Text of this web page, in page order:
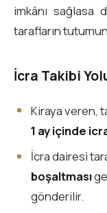
imkânı
tarafların
İcra Takibi
Kiraya veren,
1 ay içinde
İcra dairesi
boşaltması
gönderilir.